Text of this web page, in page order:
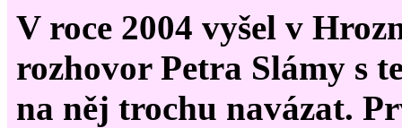
V roce 2004 vyšel v
rozhovor Petra Slámy s
na něj trochu navázat.